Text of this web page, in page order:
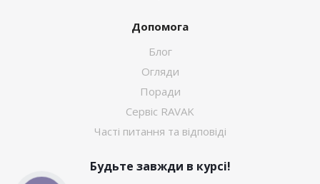
Допомога
Блог
Огляди
Поради
Сервіс RAVAK
Часті питання та відповіді
Будьте завжди в курсі!